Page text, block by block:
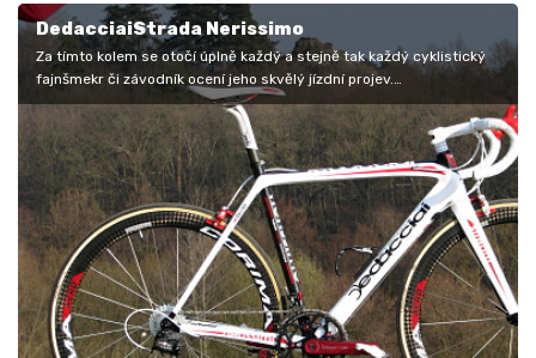
DedacciaiStrada Nerissimo
Za tímto kolem se otočí úplně každý a stejně tak každý cyklistický
fajnšmekr či závodník ocení jeho skvělý jízdní projev.
DedacciaiStrada…